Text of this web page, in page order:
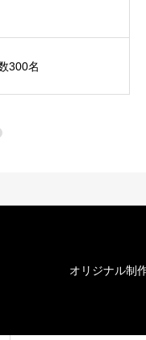
企業様
オリジナル制